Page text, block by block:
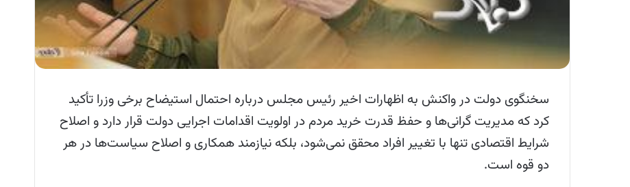
سخنگوی دولت در واکنش به اظهارات اخیر رئیس مجلس درباره احتمال استیضاح برخی وزرا تأکید
کرد که مدیریت گرانی‌ها و حفظ قدرت خرید مردم در اولویت اقدامات اجرایی دولت قرار دارد و اصلاح
شرایط اقتصادی تنها با تغییر افراد محقق نمی‌شود، بلکه نیازمند همکاری و اصلاح سیاست‌ها در هر
دو قوه است.